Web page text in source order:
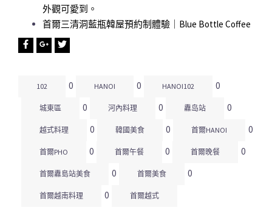
外觀可愛到。
首爾三清洞藍瓶韓屋預約制體驗｜Blue Bottle Coffee
102 0 HANOI 0 HANOI102 0
城東區 0 河內料理 0 纛岛站 0
越式料理 0 韓國美食 0 首爾HANOI 0
首爾PHO 0 首爾午餐 0 首爾晚餐 0
首爾纛島站美食 0 首爾美食 0
首爾越南料理 0 首爾越式